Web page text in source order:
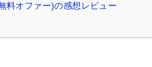
料オファー)の感想レビュー